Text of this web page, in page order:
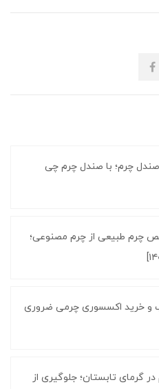
صندل چرم؛ با صندل چرم چی
چرم طبیعی از چرم مصنوعی؛
و خرید اکسسوری چرمی ضروری
گرمای تابستان؛ جلوگیری از